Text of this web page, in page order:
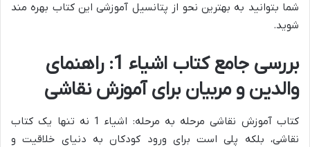
شما بتوانید به بهترین نحو از پتانسیل آموزشی این کتاب بهره مند
شوید.
بررسی جامع کتاب اشیاء 1: راهنمای
والدین و مربیان برای آموزش نقاشی
کتاب آموزش نقاشی مرحله به مرحله: اشیاء 1 نه تنها یک کتاب
نقاشی، بلکه پلی است برای ورود کودکان به دنیای خلاقیت و